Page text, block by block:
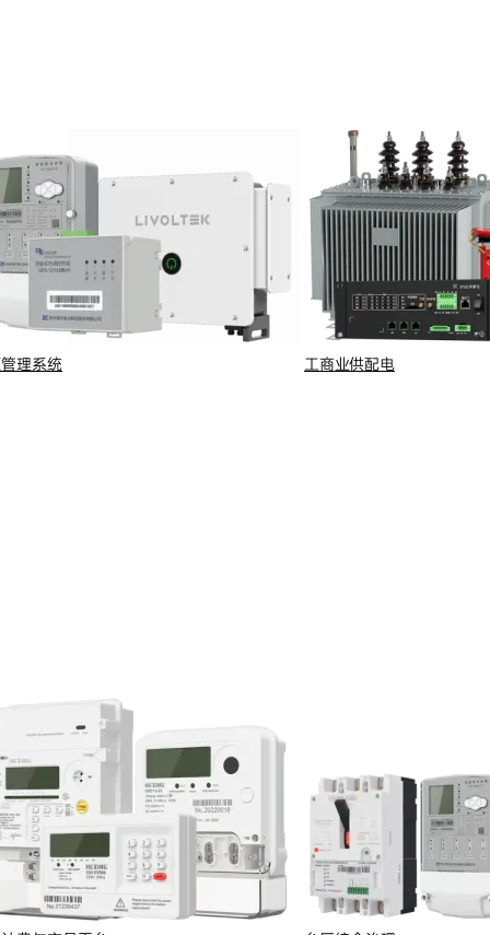
理系统 工商业供配电
互联和便捷支付。
证、计量设备测试及全球生态建